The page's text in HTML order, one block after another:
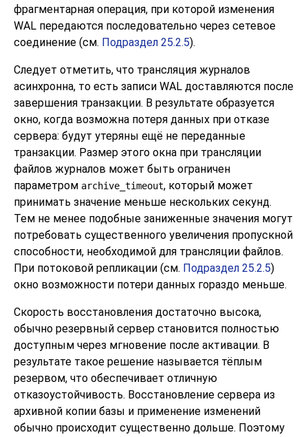
фрагментарная операция, при которой изменения
WAL передаются последовательно через сетевое
соединение (см. Подраздел 25.2.5).
Следует отметить, что трансляция журналов
асинхронна, то есть записи WAL доставляются после
завершения транзакции. В результате образуется
окно, когда возможна потеря данных при отказе
сервера: будут утеряны ещё не переданные
транзакции. Размер этого окна при трансляции
файлов журналов может быть ограничен
параметром archive_timeout, который может
принимать значение меньше нескольких секунд.
Тем не менее подобные заниженные значения могут
потребовать существенного увеличения пропускной
способности, необходимой для трансляции файлов.
При потоковой репликации (см. Подраздел 25.2.5)
окно возможности потери данных гораздо меньше.
Скорость восстановления достаточно высока,
обычно резервный сервер становится полностью
доступным через мгновение после активации. В
результате такое решение называется тёплым
резервом, что обеспечивает отличную
отказоустойчивость. Восстановление сервера из
архивной копии базы и применение изменений
обычно происходит существенно дольше. Поэтому